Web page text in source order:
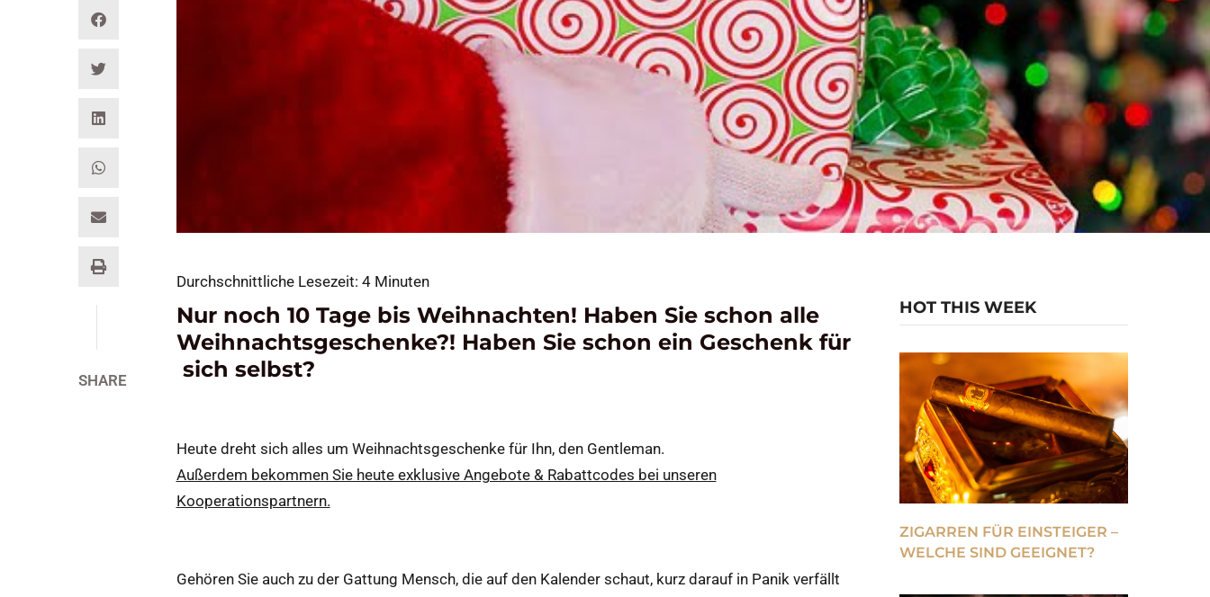
SHARE
Durchschnittliche Lesezeit: 4 Minuten
Nur noch 10 Tage bis Weihnachten! Haben Sie schon alle
Weihnachtsgeschenke?! Haben Sie schon ein Geschenk für
sich selbst?
Heute dreht sich alles um Weihnachtsgeschenke für Ihn, den Gentleman.
Außerdem bekommen Sie heute exklusive Angebote & Rabattcodes bei unseren
Kooperationspartnern.
Gehören Sie auch zu der Gattung Mensch, die auf den Kalender schaut, kurz darauf in Panik verfällt
HOT THIS WEEK
ZIGARREN FÜR EINSTEIGER –
WELCHE SIND GEEIGNET?